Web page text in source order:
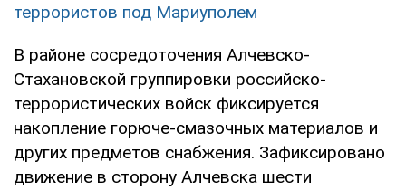
террористов под Мариуполем
В районе сосредоточения Алчевско-
Стахановской группировки российско-
террористических войск фиксируется
накопление горюче-смазочных материалов и
других предметов снабжения. Зафиксировано
движение в сторону Алчевска шести